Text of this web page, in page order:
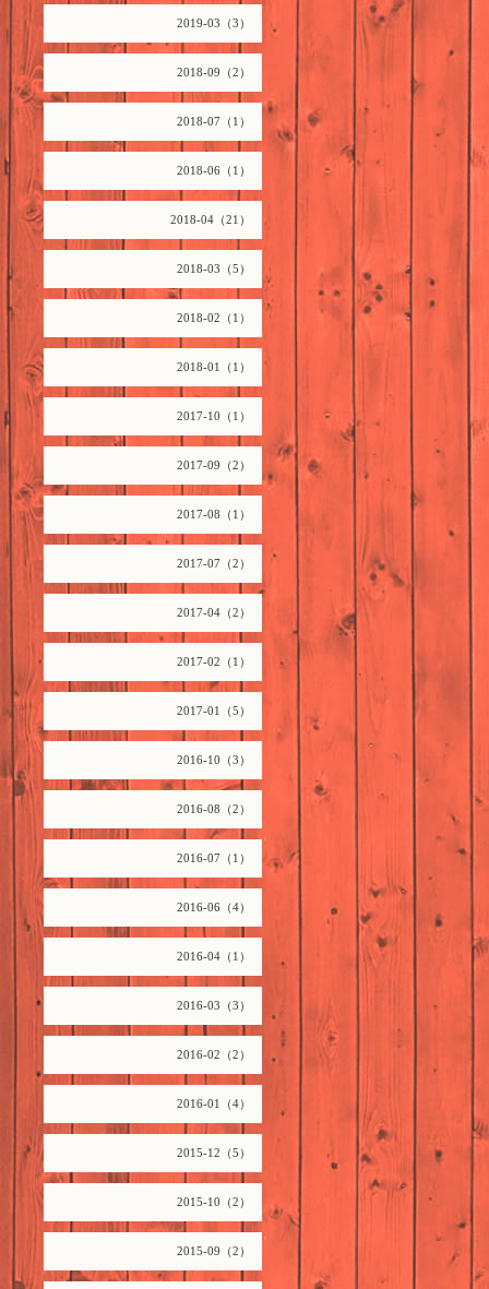
2019-03（3）
2018-09（2）
2018-07（1）
2018-06（1）
2018-04（21）
2018-03（5）
2018-02（1）
2018-01（1）
2017-10（1）
2017-09（2）
2017-08（1）
2017-07（2）
2017-04（2）
2017-02（1）
2017-01（5）
2016-10（3）
2016-08（2）
2016-07（1）
2016-06（4）
2016-04（1）
2016-03（3）
2016-02（2）
2016-01（4）
2015-12（5）
2015-10（2）
2015-09（2）